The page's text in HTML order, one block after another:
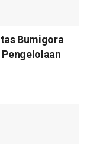
Bumigora